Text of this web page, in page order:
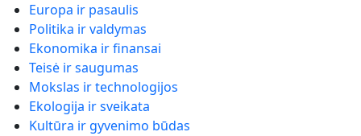
Europa ir pasaulis
Politika ir valdymas
Ekonomika ir finansai
Teisė ir saugumas
Mokslas ir technologijos
Ekologija ir sveikata
Kultūra ir gyvenimo būdas